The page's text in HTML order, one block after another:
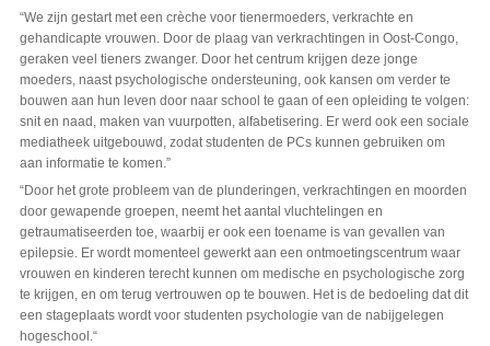
“We zijn gestart met een crèche voor tienermoeders, verkrachte en
gehandicapte vrouwen. Door de plaag van verkrachtingen in Oost-Congo,
geraken veel tieners zwanger. Door het centrum krijgen deze jonge
moeders, naast psychologische ondersteuning, ook kansen om verder te
bouwen aan hun leven door naar school te gaan of een opleiding te volgen:
snit en naad, maken van vuurpotten, alfabetisering. Er werd ook een sociale
mediatheek uitgebouwd, zodat studenten de PCs kunnen gebruiken om
aan informatie te komen.”
“Door het grote probleem van de plunderingen, verkrachtingen en moorden
door gewapende groepen, neemt het aantal vluchtelingen en
getraumatiseerden toe, waarbij er ook een toename is van gevallen van
epilepsie. Er wordt momenteel gewerkt aan een ontmoetingscentrum waar
vrouwen en kinderen terecht kunnen om medische en psychologische zorg
te krijgen, en om terug vertrouwen op te bouwen. Het is de bedoeling dat dit
een stageplaats wordt voor studenten psychologie van de nabijgelegen
hogeschool.“